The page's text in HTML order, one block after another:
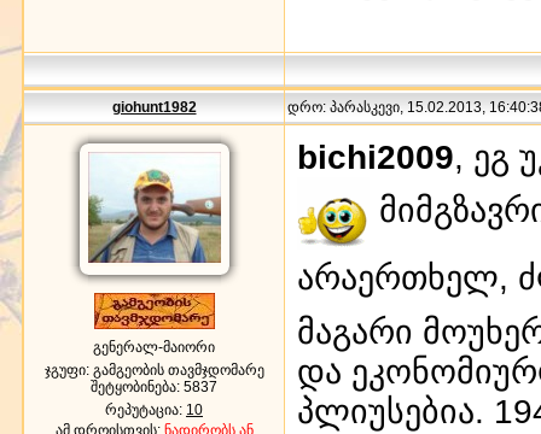
giohunt1982 დრო: პარასკევი, 15.02.2013,
გენერალ-მაიორი
ჯგუფი: გამგეობის თავმჯდომარე
შეტყობინება: 5837
რეპუტაცია: 10
ამ დროისთვის: ნადირობს ან
bichi2009, ეგ
არაერთხელ,
მაგარი
და
პლიუსებია.